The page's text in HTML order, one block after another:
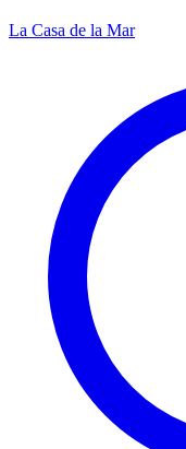
La Casa de la Mar